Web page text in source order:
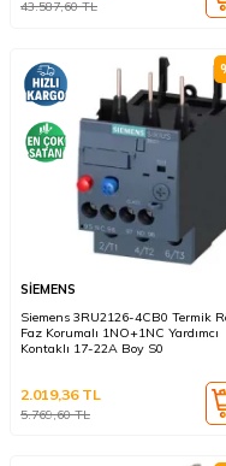
43.587,60TL
SİEMENS
Siemens 3RU2126-4CB0 Termik
Faz Korumalı 1NO+1NC Yardımcı
Kontaklı 17-22A Boy S0
5.769,60TL
2.019,36TL